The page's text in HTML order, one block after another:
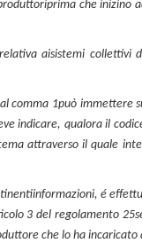
prima che inizino
aisistemi collettivi
comma 1può immettere
indicare, qualora il
attraverso il quale
informazioni, é
3 del regolamento 25
che lo ha